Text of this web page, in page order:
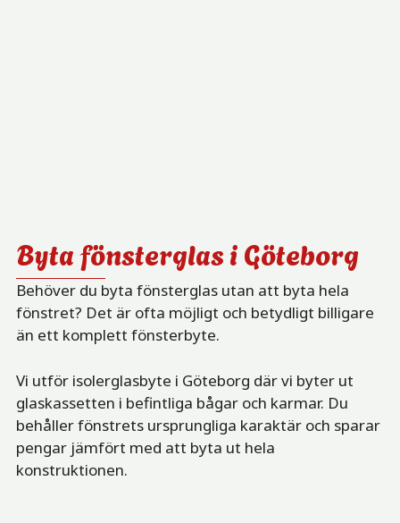
Byta fönsterglas i Göteborg
Behöver du byta fönsterglas utan att byta hela
fönstret? Det är ofta möjligt och betydligt billigare
än ett komplett fönsterbyte.
Vi utför isolerglasbyte i Göteborg där vi byter ut
glaskassetten i befintliga bågar och karmar. Du
behåller fönstrets ursprungliga karaktär och sparar
pengar jämfört med att byta ut hela
konstruktionen.